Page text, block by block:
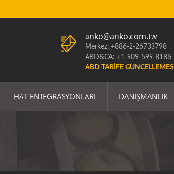
anko@anko.com.tw
Merkez: +886-2-26733798
ABD&CA: +1-909-599-8186
ABD TARIFE GÜNCELLEMESI
HAT ENTEGRASYONLARI DANIŞMANLIK